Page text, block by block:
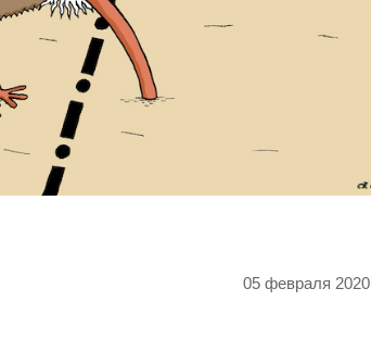
05 февраля 2020